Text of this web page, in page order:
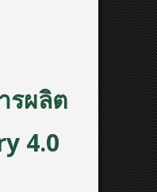
รผลิต
4.0